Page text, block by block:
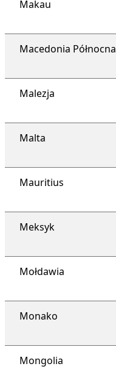
Makau
Macedonia Północna
Malezja
Malta
Mauritius
Meksyk
Mołdawia
Monako
Mongolia